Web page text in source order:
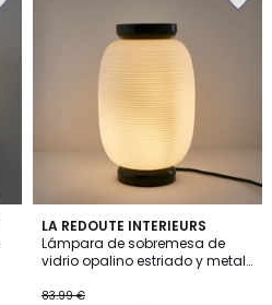
LA REDOUTE INTERIEURS
Lámpara de sobremesa de
vidrio opalino estriado y metal
83.99 €